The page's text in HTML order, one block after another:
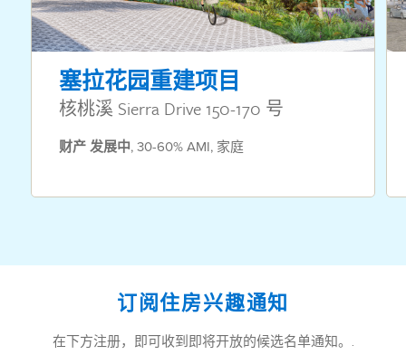
塞拉花园重建项目
核桃溪 Sierra Drive 150-170 号
财产发展中,30-60% AMI, 家庭
订阅住房兴趣通知
在下方注册，即可收到即将开放的候选名单通知。.